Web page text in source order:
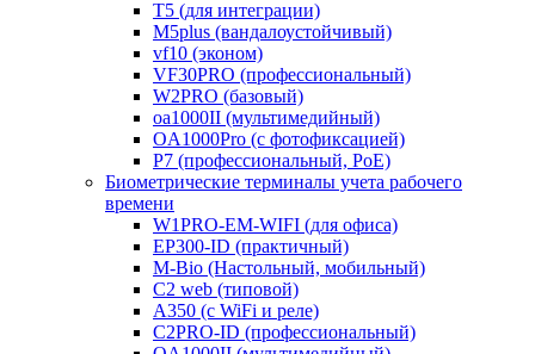
T5 (для интеграции)
M5plus (вандалоустойчивый)
vf10 (эконом)
VF30PRO (профессиональный)
W2PRO (базовый)
oa1000II (мультимедийный)
OA1000Pro (с фотофиксацией)
P7 (профессиональный, PoE)
Биометрические терминалы учета рабочего
времени
W1PRO-EM-WIFI (для офиса)
EP300-ID (практичный)
M-Bio (Настольный, мобильный)
С2 web (типовой)
A350 (с WiFi и реле)
C2PRO-ID (профессиональный)